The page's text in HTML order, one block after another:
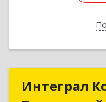
Интеграл